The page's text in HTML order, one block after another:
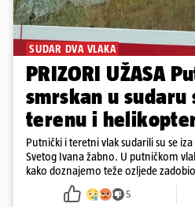
SUDAR DVA VLAKA
PRIZORI UŽASA
smrskan u
terenu i
Putnički i teretni vlak sudarili su se
Svetog Ivana žabno. U putničkom
kako doznajemo teže ozljede
vlaka. Zatvoren je promet, a fotoreporteri Prigorskog objavili su
prve snimke s mjesta sudara
5